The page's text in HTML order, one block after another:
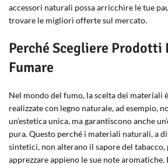
accessori naturali possa arricchire le tue
trovare le migliori offerte sul mercato.
Perché Scegliere
Fumare
Nel mondo del fumo, la scelta dei materiali
realizzate con legno naturale, ad esempio,
un’estetica unica, ma garantiscono anche
pura. Questo perché i materiali naturali, a
sintetici, non alterano il sapore del
apprezzare appieno le sue note aromatiche.